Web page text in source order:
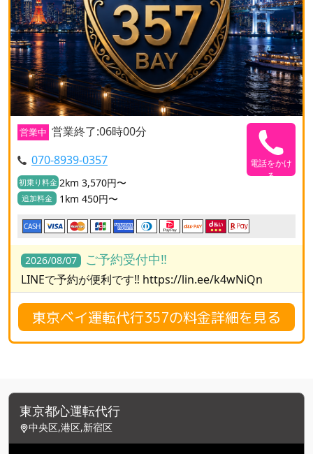
営業中 営業終了:06時00分
070-8939-0357
初乗り料金 2km 3,570円〜
追加料金 1km 450円〜
電話をかけ
る
CASH
2026/08/07 ご予約受付中‼️
LINEで予約が便利です‼️ https://lin.ee/k4wNiQn
東京ベイ運転代行357の料金詳細を見る
東京都心運転代行
中央区,港区,新宿区